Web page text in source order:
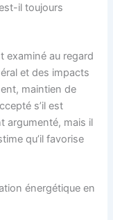
il toujours
examiné au regard
et des impacts
maintien de
s’il est
argumenté, mais il
qu’il favorise
énergétique en